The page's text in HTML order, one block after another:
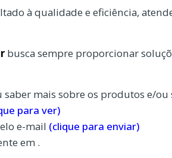
à qualidade e eficiência,
busca sempre proporcionar
mais sobre os produtos e/ou
para ver)
e-mail (clique para enviar)
em .